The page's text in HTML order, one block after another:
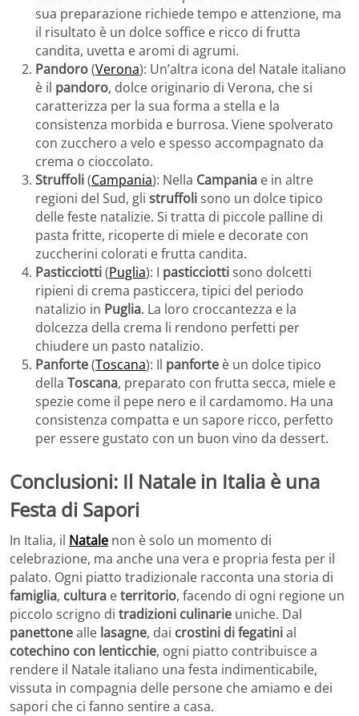
sua preparazione richiede tempo e attenzione, ma
il risultato è un dolce soffice e ricco di frutta
candita, uvetta e aromi di agrumi.
Pandoro(Verona): Un’altra icona del Natale italiano
è il pandoro, dolce originario di Verona, che si
caratterizza per la sua forma a stella e la
consistenza morbida e burrosa. Viene spolverato
con zucchero a velo e spesso accompagnato da
crema o cioccolato.
Struffoli(Campania): Nella Campania e in altre
regioni del Sud, gli struffolisono un dolce tipico
delle feste natalizie. Si tratta di piccole palline di
pasta fritte, ricoperte di miele e decorate con
zuccherini colorati e frutta candita.
Pasticciotti(Puglia): I pasticciottisono dolcetti
ripieni di crema pasticcera, tipici del periodo
natalizio in Puglia. La loro croccantezza e la
dolcezza della crema li rendono perfetti per
chiudere un pasto natalizio.
Panforte(Toscana): Il panforte è un dolce tipico
della Toscana, preparato con frutta secca, miele e
spezie come il pepe nero e il cardamomo. Ha una
consistenza compatta e un sapore ricco, perfetto
per essere gustato con un buon vino da dessert.
Conclusioni: Il Natale in Italia è una
Festa di Sapori
In Italia, il Natale non è solo un momento di
celebrazione, ma anche una vera e propria festa per il
palato. Ogni piatto tradizionale racconta una storia di
famiglia, cultura eterritorio, facendo di ogni regione un
piccolo scrigno di tradizioni culinarie uniche. Dal
panettonealle lasagne, dai crostini di fegatinial
cotechino con lenticchie, ogni piatto contribuisce a
rendere il Natale italiano una festa indimenticabile,
vissuta in compagnia delle persone che amiamo e dei
sapori che ci fanno sentire a casa.